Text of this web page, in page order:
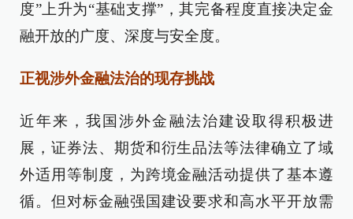
度”上升为“基础支撑”，其完备程度直接决定金
融开放的广度、深度与安全度。
正视涉外金融法治的现存挑战
近年来，我国涉外金融法治建设取得积极进
展，证券法、期货和衍生品法等法律确立了域
外适用等制度，为跨境金融活动提供了基本遵
循。但对标金融强国建设要求和高水平开放需